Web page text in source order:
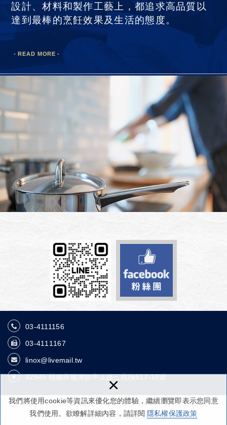
我們將使用cookie等資訊來優化您的體驗，繼續瀏覽即表示您同意
我們使用。欲瞭解詳細內容，請詳閱 隱私權保護政策
×
設計、材料和製作工藝上，都追求高品質以
達到最棒的烹飪效果及生活的態度。
- READ MORE -
03-4111156
03-4111167
linox@livemail.tw
32545桃園市龍潭區中正路三坑段617-10號
Copyright © 廚之坊企業有限公司 All Rights Reserved.隱私權保護政策
設計維護：新視野網頁設計